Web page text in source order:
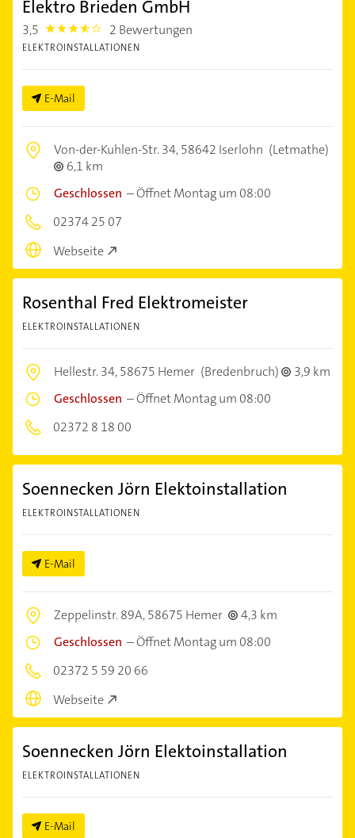
Elektro Brieden GmbH
3,5 3.5 2 Bewertungen
ELEKTROINSTALLATIONEN
E-Mail
Von-der-Kuhlen-Str. 34,58642 Iserlohn (Letmathe)
6,1 km
Geschlossen –Öffnet Montag um 08:00
02374 25 07
Webseite
Rosenthal Fred Elektromeister
ELEKTROINSTALLATIONEN
Hellestr. 34,58675 Hemer (Bredenbruch)
3,9 km
Geschlossen –Öffnet Montag um 08:00
02372 8 18 00
Soennecken Jörn Elektoinstallation
ELEKTROINSTALLATIONEN
E-Mail
Zeppelinstr. 89A,58675 Hemer
4,3 km
Geschlossen –Öffnet Montag um 08:00
02372 5 59 20 66
Webseite
Soennecken Jörn Elektoinstallation
ELEKTROINSTALLATIONEN
E-Mail